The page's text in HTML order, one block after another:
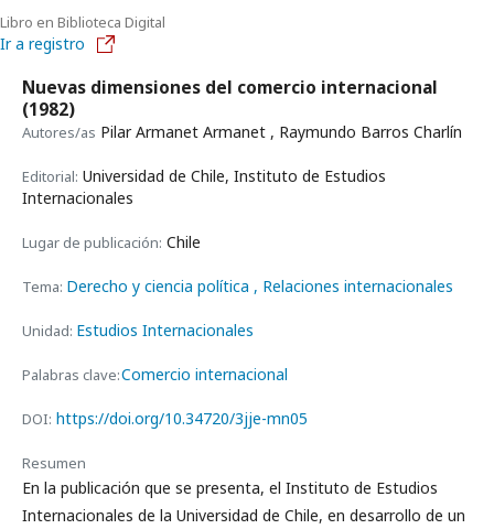
Libro en Biblioteca Digital
Ir a registro
Nuevas dimensiones del comercio internacional
(1982)
Autores/as Pilar Armanet Armanet , Raymundo Barros Charlín
Editorial: Universidad de Chile, Instituto de Estudios
Internacionales
Lugar de publicación: Chile
Tema: Derecho y ciencia política , Relaciones internacionales
Unidad: Estudios Internacionales
Palabras clave:Comercio internacional
DOI: https://doi.org/10.34720/3jje-mn05
Resumen
En la publicación que se presenta, el Instituto de Estudios
Internacionales de la Universidad de Chile, en desarrollo de un